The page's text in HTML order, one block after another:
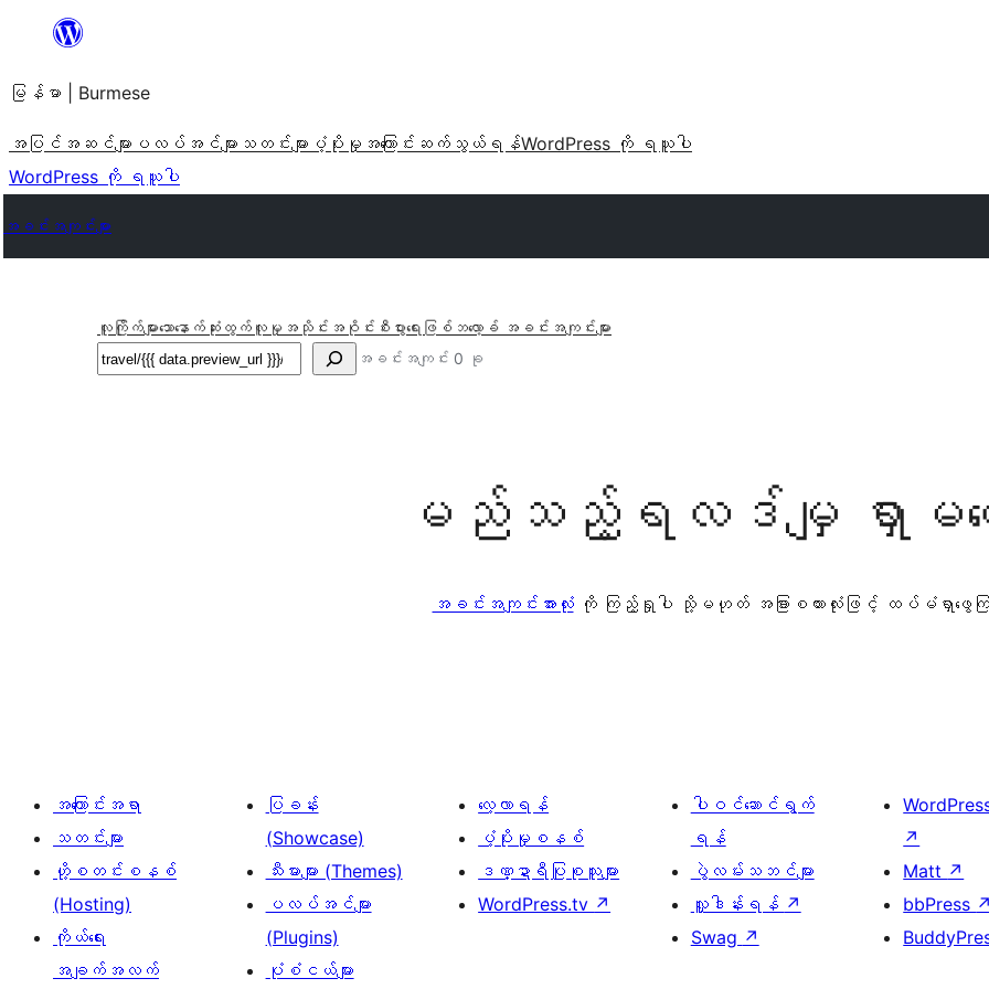
အကြောင်းအရာ
ကျော်သွား
ရန်
မြန်မာ | Burmese
အပြင်အဆင်များ ပလပ်အင်များ သတင်းများ ပံ့ပိုးမှု အကြောင်း ဆက်သွယ်ရန်WordPress ကို ရယူပါ
WordPress ကို ရယူပါ
အခင်းအကျင်းများ
လူကြိုက်များသောနောက်ဆုံးထွက် လူမှုအသိုင်းအဝိုင်း စီးပွားရေးဖြစ် ဘလော့ခ် အခင်းအကျင်းများ
ရှာ
အခင်းအကျင်း 0 ခု
မည်သည့်ရလဒ်မျှ ရှာမတွ
အခင်းအကျင်းအားလုံးကို ကြည့်ရှုပါ သို့မဟုတ် အခြားစကားလုံးဖြင့် ထပ်မံရှာဖွေက
အကြောင်းအရာ
သတင်းများ
ဟို့စတင်းစနစ်
(Hosting)
ကိုယ်ရေး
အချက်အလက်
ပြခန်း
(Showcase)
သီးမားများ (Themes)
ပလပ်အင်များ
(Plugins)
ပုံစံငယ်များ
လေ့လာရန်
ပံ့ပိုးမှုစနစ်
ဒဏ္ဍာရီပြုစုသူများ
WordPress.tv ↗
ပါဝင်ဆောင်ရွက်
ရန်
ပွဲလမ်းသဘင်များ
လှူဒါန်းရန် ↗
Swag ↗
↗
Matt ↗
bbPress ↗